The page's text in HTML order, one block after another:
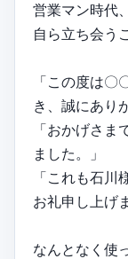
営業マン時代
自ら立ち会う
「この度は
き、誠にあり
「おかげさま
ました。」
「これも石川
お礼申し上
なんとなく使